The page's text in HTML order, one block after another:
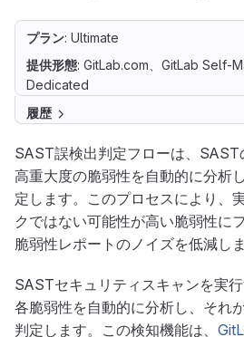
プラン: Ultimate
提供形態: GitLab.com、GitLab Self-
Dedicated
履歴
SAST誤検出判定フローは、
高重大度の脆弱性を自動的に分析
定します。このプロセスにより、
クではない可能性が高い脆弱性に
脆弱性レポートのノイズを低減しま
SASTセキュリティスキャンを実
各脆弱性を自動的に分析し、それ
判定します。この検知機能は、